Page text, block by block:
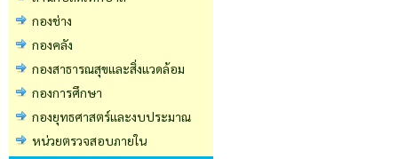
กองช่าง
กองคลัง
กองสาธารณสุขและสิ่งแวดล้อม
กองการศึกษา
กองยุทธศาสตร์และงบประมาณ
หน่วยตรวจสอบภายใน